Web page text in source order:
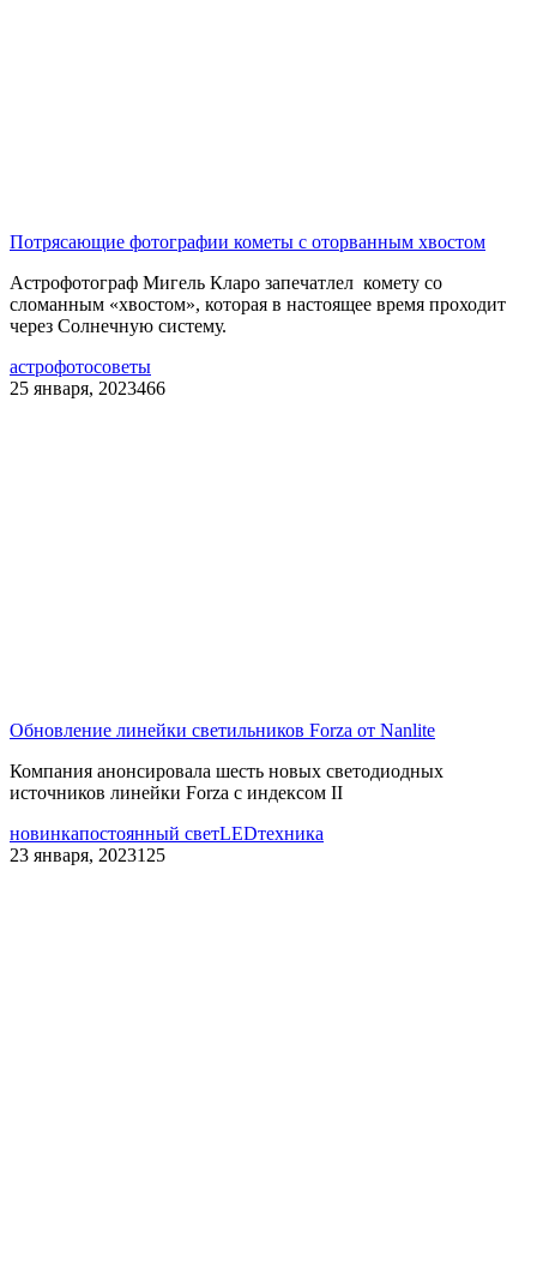
Потрясающие фотографии кометы с оторванным хвостом
Астрофотограф Мигель Кларо запечатлел комету со
сломанным «хвостом», которая в настоящее время проходит
через Солнечную систему.
астрофотосоветы
25 января, 2023466
Обновление линейки светильников Forza от Nanlite
Компания анонсировала шесть новых светодиодных
источников линейки Forza с индексом II
новинкапостоянный светLEDтехника
23 января, 2023125